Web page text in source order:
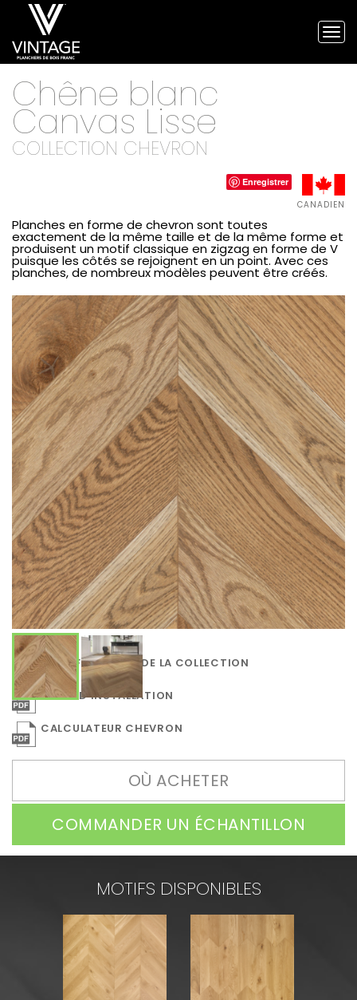
Chêne blanc
CanvasLisse
COLLECTION CHEVRON
Enregistrer
CANADIEN
Planches en forme de chevron sont toutes
exactement de la même taille et de la même forme et
produisent un motif classique en zigzag en forme de V
puisque les côtés se rejoignent en un point. Avec ces
planches, de nombreux modèles peuvent être créés.
COMMANDER UN ÉCHANTILLON
OÙ ACHETER
SPÉCIFICATIONS DE LA COLLECTION
GUIDE D'INSTALLATION
CALCULATEUR CHEVRON
MOTIFS DISPONIBLES
Planchers
de
bois
franc
Vintage
et